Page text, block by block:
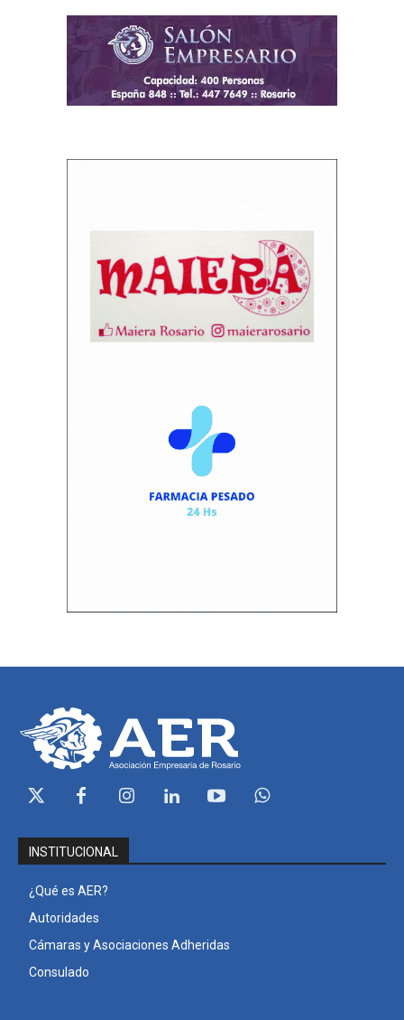
INSTITUCIONAL
¿Qué es AER?
Autoridades
Cámaras y Asociaciones Adheridas
Consulado